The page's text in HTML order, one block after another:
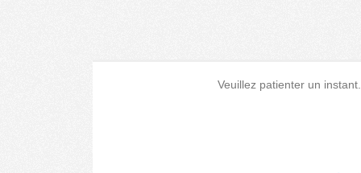
Veuillez patienter un